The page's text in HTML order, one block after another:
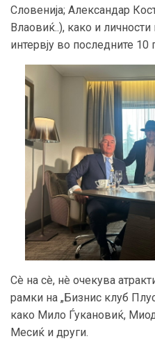
Словенија; Александар
Влаовиќ..), како и
интервју во последните 10
Сè на сè, нè очекува
рамки на „Бизнис клуб
како Мило Ѓукановиќ,
Месиќ и други.